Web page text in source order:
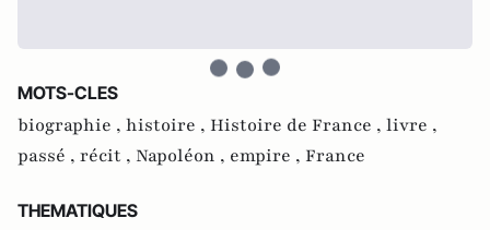
MOTS-CLES
biographie , histoire , Histoire de France , livre ,
passé , récit , Napoléon , empire , France
THEMATIQUES